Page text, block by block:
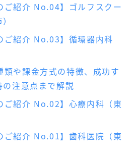
ご紹介 No.04】ゴルフスクー
ご紹介 No.03】循環器内科
類や課金方式の特徴、成功す
注意点まで解説
ご紹介 No.02】心療内科（東
ご紹介 No.01】歯科医院（東